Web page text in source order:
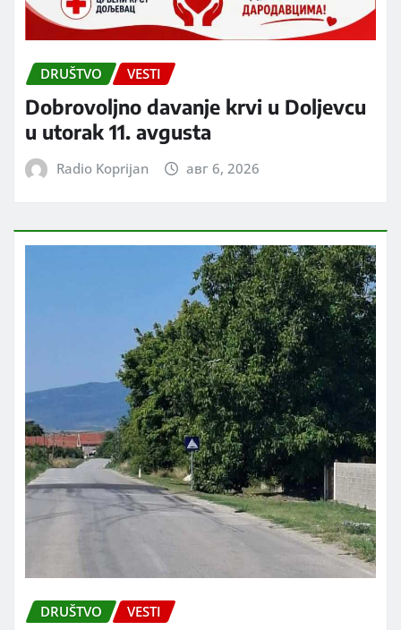
DRUŠTVO VESTI
Dobrovoljno davanje krvi u Doljevcu
u utorak 11. avgusta
Radio Koprijan авг 6, 2026
DRUŠTVO VESTI